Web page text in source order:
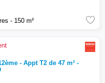
- 150 m²
- Appt T2 de 47 m² -